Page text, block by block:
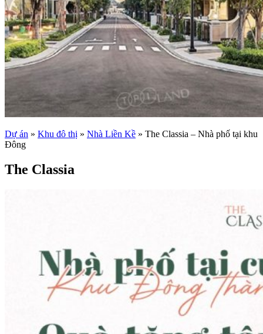
Dự án » Khu đô thị » Nhà Liền Kề » The Classia – Nhà phố tại khu
Đông
The Classia